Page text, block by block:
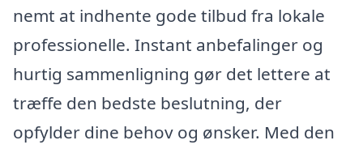
nemt at indhente gode tilbud fra lokale
professionelle. Instant anbefalinger og
hurtig sammenligning gør det lettere at
træffe den bedste beslutning, der
opfylder dine behov og ønsker. Med den